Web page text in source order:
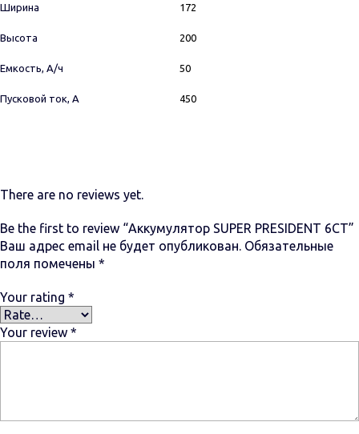
Ширина 172
Высота 200
Емкость, А/ч 50
Пусковой ток, А 450
There are no reviews yet.
Be the first to review “Аккумулятор SUPER PRESIDENT 6СТ”
Ваш адрес email не будет опубликован. Обязательные
поля помечены *
Your rating *
Your review *